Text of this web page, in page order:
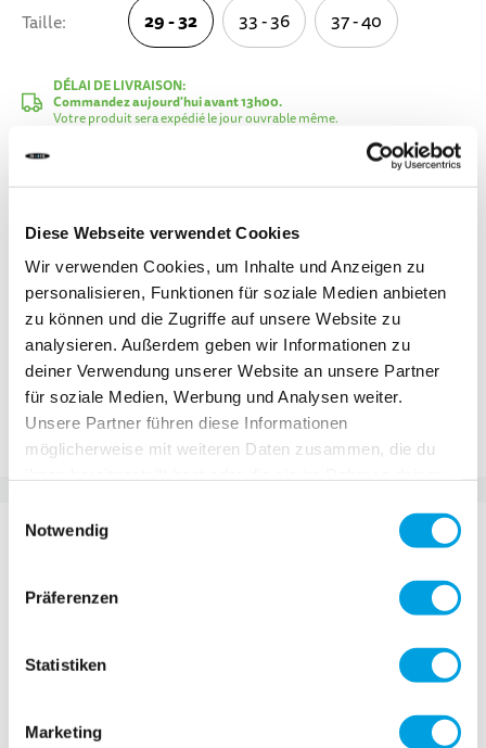
Diese Webseite verwendet Cookies
Wir verwenden Cookies, um Inhalte und Anzeigen zu
personalisieren, Funktionen für soziale Medien anbieten
zu können und die Zugriffe auf unsere Website zu
analysieren. Außerdem geben wir Informationen zu
deiner Verwendung unserer Website an unsere Partner
für soziale Medien, Werbung und Analysen weiter.
Unsere Partner führen diese Informationen
möglicherweise mit weiteren Daten zusammen, die du
Notwendig
Präferenzen
Statistiken
Marketing
Taille
29 - 32 29 - 32 33 - 36 37 - 40
DÉLAI DE LIVRAISON:
Commandez aujourd'hui avant 13h00.
Votre produit sera expédié le jour ouvrable même.
149,90 CHF
TVA incluse, Hors frais de port
Ajouter au panier
Ajouter à la liste d'achats
Ajouter au comparateur
DÉTAILS
Le Micro Champion est le patin polyvalent par
excellence. Il peut être facilement transformé d'une
configuration plate à une configuration rocker. Les
roues sont conçues pour offrir plus de contrôle lors
offre un soutien maximal tout en conservant son